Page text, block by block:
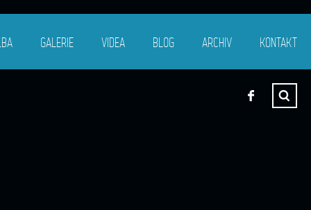
GALERIE VIDEA BLOG ARCHIV KONTAKT